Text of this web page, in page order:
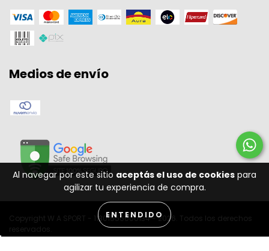
Al navegar por este sitio aceptás el uso de cookies para
agilizar tu experiencia de compra.
ENTENDIDO
Medios de envío
Copyright W A SPORT - 11301556000134 - 2026. Todos los derechos
reservados.